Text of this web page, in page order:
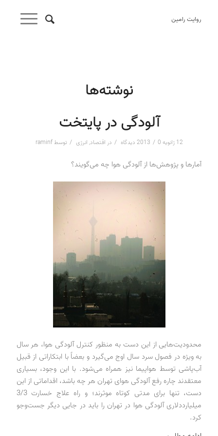
روایت رامین
نوشته‌ها
آلودگی در پایتخت
12 ژانویه 2013 / 0 دیدگاه / در اقتصاد, انرژی / توسطraminf
آمارها و پژوهش‌ها از آلودگی هوا چه می‌گویند؟
محدودیت‌هایی از این دست به منظور کنترل آلودگی هوا، هر سال
به ویژه در فصول سرد سال اوج می‌گیرد و بعضاً با ابتکاراتی از قبیل
آب‌پاشی توسط هواپیما نیز همراه می‌شود. با این وجود، بسیاری
معتقدند چاره رفع آلودگی هوای تهران هر چه باشد، اقداماتی از این
دست، تنها برای مدتی کوتاه موثرند؛ و راه علاج خسارت 3/3
میلیارد‌دلاری آلودگی هوا در تهران را باید در جایی دیگر جست‌وجو
کرد.